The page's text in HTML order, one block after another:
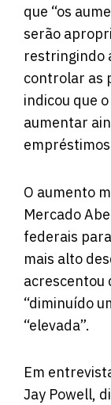
que “os
serão
restringindo
controlar as
indicou que
aumentar
O aumento
Mercado
federais
mais alto
acrescentou
“diminuído
“elevada”.
Em
Jay Powell,